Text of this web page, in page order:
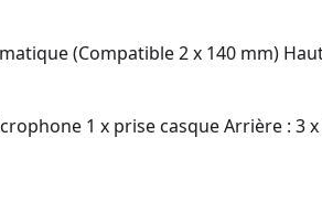
(Compatible 2 x 140 mm)
1 x prise casque Arrière : 3